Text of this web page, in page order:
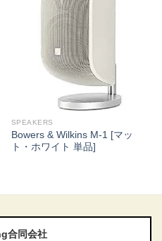
SPEAKERS
Bowers & Wilkins M-1 [マッ
ト・ホワイト 単品]
合同会社